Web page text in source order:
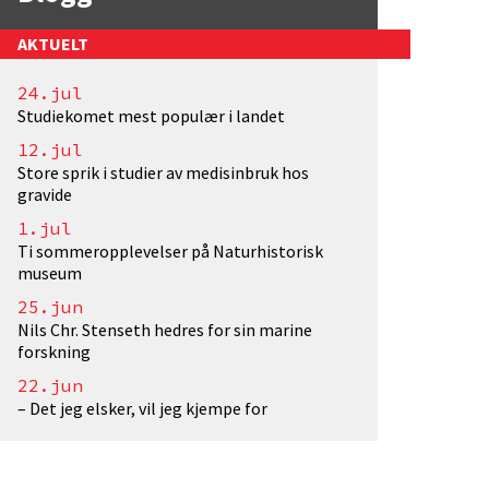
a>. Fotograf: EivindTorgersen/UiO.
AKTUELT
24.jul
Studiekomet mest populær i landet
12.jul
Store sprik i studier av medisinbruk hos
gravide
1.jul
Ti sommeropplevelser på Naturhistorisk
museum
25.jun
Nils Chr. Stenseth hedres for sin marine
forskning
22.jun
– Det jeg elsker, vil jeg kjempe for